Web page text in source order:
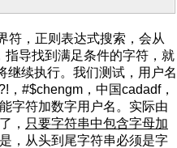
符，正则表达式搜索，会从
导找到满足条件的字符，就
继续执行。我们测试，用户名
#$chengm，中国cadadf，
字符加数字用户名。实际由
， 只要字符串中包含字母加
，从头到尾字符串必须是字